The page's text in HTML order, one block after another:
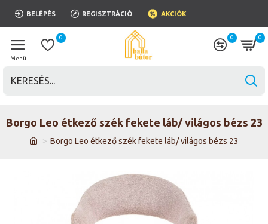
BELÉPÉS REGISZTRÁCIÓ AKCIÓK
0 0 0
Borgo Leo étkező szék fekete láb/ világos bézs 23
Borgo Leo étkező szék fekete láb/ világos bézs 23